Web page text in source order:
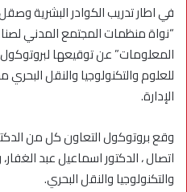
في اطار تدريب الكوادر البشرية
“نواة منظمات المجتمع المدني
المعلومات” عن توقيعها
للعلوم والتكنولوجيا والنقل
الإدارة.
وقع بروتوكول التعاون كل من
اتصال ، الدكتور اسماعيل عبد
والتكنولوجيا والنقل البحري.